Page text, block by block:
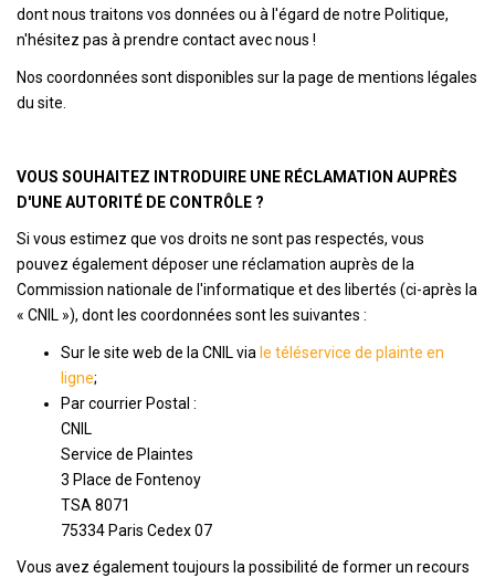
dont nous traitons vos données ou à l'égard de notre Politique,
n'hésitez pas à prendre contact avec nous !
Nos coordonnées sont disponibles sur la page de mentions légales
du site.
VOUS SOUHAITEZ INTRODUIRE UNE RÉCLAMATION AUPRÈS
D'UNE AUTORITÉ DE CONTRÔLE ?
Si vous estimez que vos droits ne sont pas respectés, vous
pouvez également déposer une réclamation auprès de la
Commission nationale de l'informatique et des libertés (ci-après la
« CNIL »), dont les coordonnées sont les suivantes :
Sur le site web de la CNIL via le téléservice de plainte en
ligne;
Par courrier Postal :
CNIL
Service de Plaintes
3 Place de Fontenoy
TSA 8071
75334 Paris Cedex 07
Vous avez également toujours la possibilité de former un recours